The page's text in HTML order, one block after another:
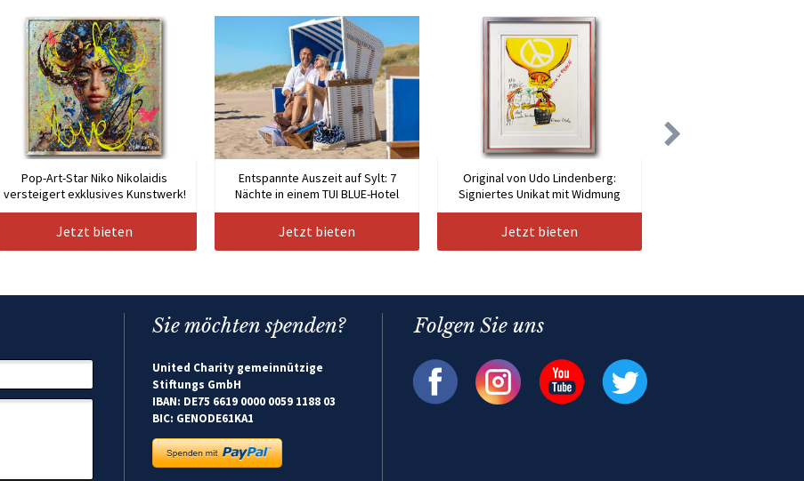
Pop-Art-Star Niko Nikolaidis
versteigert exklusives Kunstwerk!
Jetzt bieten
Entspannte Auszeit auf Sylt: 7
Nächte in einem TUI BLUE-Hotel
Jetzt bieten
Original von Udo Lindenberg:
Signiertes Unikat mit Widmung
Jetzt bieten
Sie möchten spenden?
United Charity gemeinnützige
Stiftungs GmbH
IBAN: DE75 6619 0000 0059 1188 03
BIC: GENODE61KA1
Folgen Sie uns